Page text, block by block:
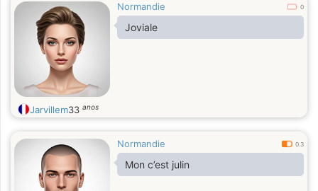
Normandie 0
Joviale
Jarvillem33 anos
Normandie 0.3
Mon c’est julin